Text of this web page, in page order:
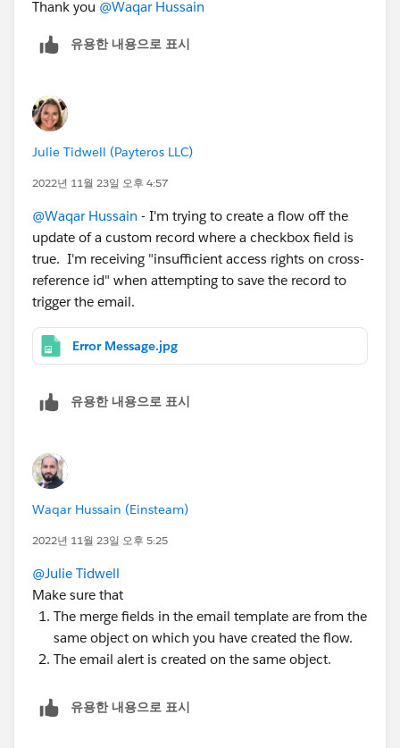
Thank you @Waqar Hussain
유용한 내용으로 표시
Julie Tidwell (Payteros LLC)
2022년 11월 23일 오후 4:57
@Waqar Hussain - I'm trying to create a flow off the
update of a custom record where a checkbox field is
true. I'm receiving "insufficient access rights on cross-
reference id" when attempting to save the record to
trigger the email.
Error Message.jpg
유용한 내용으로 표시
Waqar Hussain (Einsteam)
2022년 11월 23일 오후 5:25
@Julie Tidwell
Make sure that
The merge fields in the email template are from the
same object on which you have created the flow.
The email alert is created on the same object.
유용한 내용으로 표시